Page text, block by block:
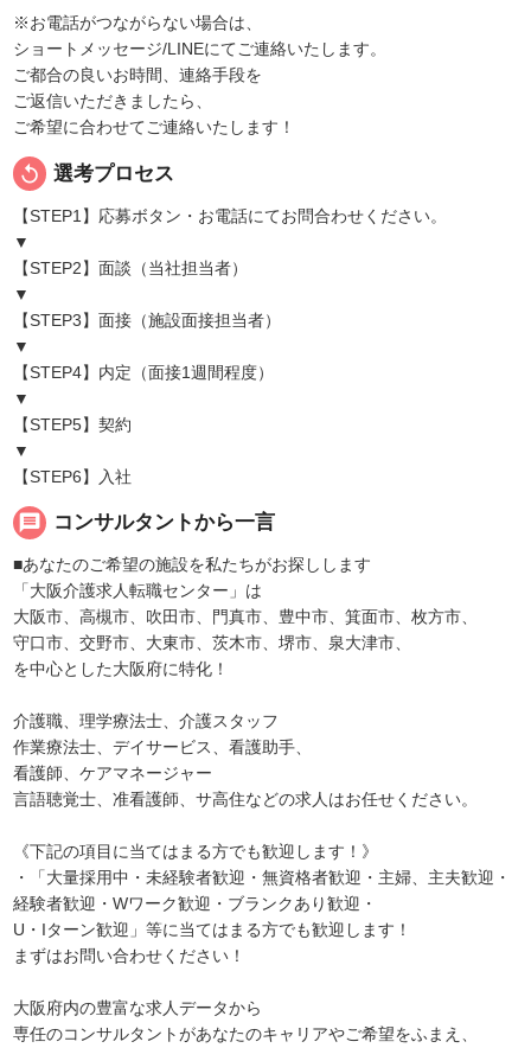
※お電話がつながらない場合は、
ショートメッセージ/LINEにてご連絡いたします。
ご都合の良いお時間、連絡手段を
ご返信いただきましたら、
ご希望に合わせてご連絡いたします！
replay 選考プロセス
【STEP1】応募ボタン・お電話にてお問合わせください。
▼
【STEP2】面談（当社担当者）
▼
【STEP3】面接（施設面接担当者）
▼
【STEP4】内定（面接1週間程度）
▼
【STEP5】契約
▼
【STEP6】入社
message コンサルタントから一言
■あなたのご希望の施設を私たちがお探しします
「大阪介護求人転職センター」は
大阪市、高槻市、吹田市、門真市、豊中市、箕面市、枚方市、
守口市、交野市、大東市、茨木市、堺市、泉大津市、
を中心とした大阪府に特化！
介護職、理学療法士、介護スタッフ
作業療法士、デイサービス、看護助手、
看護師、ケアマネージャー
言語聴覚士、准看護師、サ高住などの求人はお任せください。
《下記の項目に当てはまる方でも歓迎します！》
・「大量採用中・未経験者歓迎・無資格者歓迎・主婦、主夫歓迎・
経験者歓迎・Wワーク歓迎・ブランクあり歓迎・
U・Iターン歓迎」等に当てはまる方でも歓迎します！
まずはお問い合わせください！
大阪府内の豊富な求人データから
専任のコンサルタントがあなたのキャリアやご希望をふまえ、